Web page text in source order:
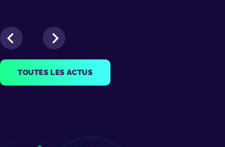
TOUTES LES ACTUS